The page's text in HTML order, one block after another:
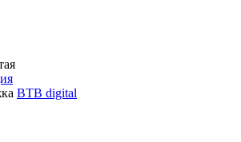
BTB digital